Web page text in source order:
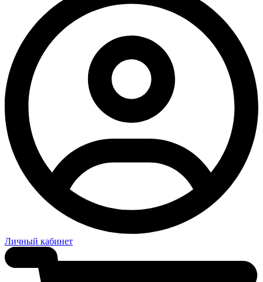
Личный кабинет